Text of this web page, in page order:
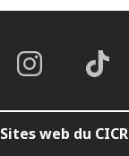
Sites web du CICR